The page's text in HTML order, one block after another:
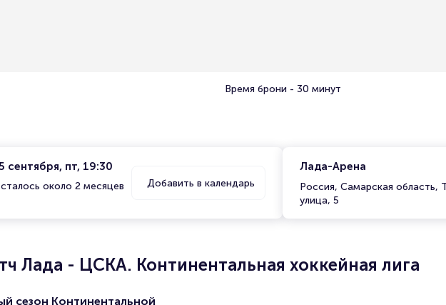
Время брони - 30 минут
сентября, пт, 19:30
около 2 месяцев Добавить в календарь
Лада-Арена
Россия, Самарская область,
улица, 5
Лада - ЦСКА. Континентальная хоккейная лига
сезон Континентальной